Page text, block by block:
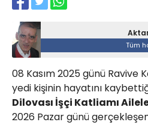
Tüm
08 Kasım 2025 günü Ravive
yedi kişinin hayatını
Dilovası İşçi Katliamı
2026 Pazar günü